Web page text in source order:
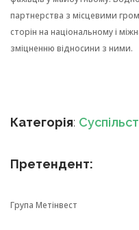
партнерства з місцевими
сторін на національному і
зміцненню відносини з ними.
Категорія:
Претендент:
Група Метінвест